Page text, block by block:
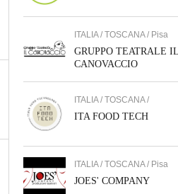
ITALIA / TOSCANA / Pisa
GRUPPO TEATRALE IL
CANOVACCIO
ITALIA / TOSCANA /
ITA FOOD TECH
ITALIA / TOSCANA / Pisa
JOES' COMPANY